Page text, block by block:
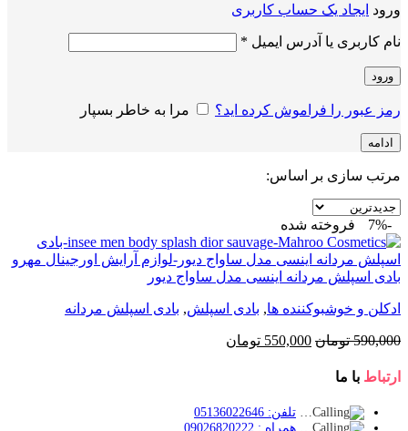
ورود ایجاد یک حساب کاربری
نام کاربری یا آدرس ایمیل *
ورود
رمز عبور را فراموش کرده اید؟ مرا به خاطر بسپار
ادامه
مرتب سازی بر اساس:
-7% فروخته شده
بادی اسپلش مردانه اینسی مدل ساواج دیور
ادکلن و خوشبوکننده ها, بادی اسپلش, بادی اسپلش مردانه
590,000 تومان قیمت
550,000 تومان
ارتباط با ما
تلفن: 05136022646
همراه : 09026820222